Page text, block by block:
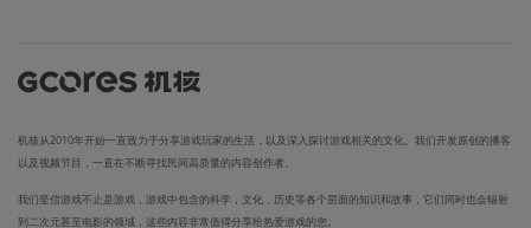
机核从2010年开始一直致力于分享游戏玩家的生活，以及深入探讨游戏相关的文化。我们开发原创的播客
以及视频节目，一直在不断寻找民间高质量的内容创作者。
我们坚信游戏不止是游戏，游戏中包含的科学，文化，历史等各个层面的知识和故事，它们同时也会辐射
到二次元甚至电影的领域，这些内容非常值得分享给热爱游戏的您。